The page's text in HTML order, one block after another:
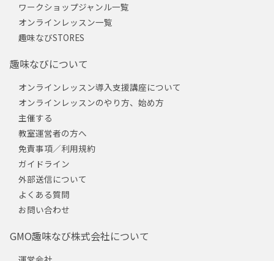
ワークショップジャンル一覧
オンラインレッスン一覧
趣味なびSTORES
趣味なびについて
オンラインレッスン導入支援講座について
オンラインレッスンのやり方、始め方
主催する
教室運営者の方へ
免責事項／利用規約
ガイドライン
外部送信について
よくある質問
お問い合わせ
GMO趣味なび株式会社について